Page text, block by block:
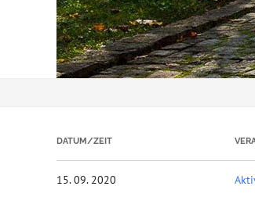
DATUM/ZEIT
15. 09. 2020